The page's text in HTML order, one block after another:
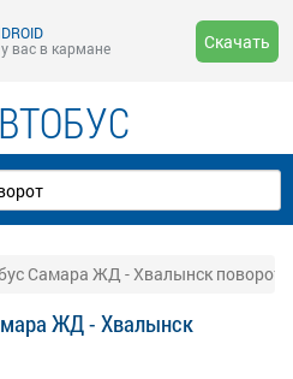
вас в кармане
Скачать
Самара ЖД - Хвалынск поворот
ЖД - Хвалынск